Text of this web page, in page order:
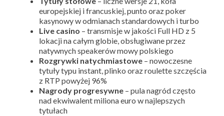
europejskiej i francuskiej, punto oraz poker
kasynowy w odmianach standardowych i turbo
Live casino – transmisje w jakości Full HD z 5
lokacji na całym globie, obsługiwane przez
natywnych speakerów mowy polskiego
Rozgrywki natychmiastowe – nowoczesne
tytuły typu instant, plinko oraz roulette szczęścia
z RTP powyżej 96%
Nagrody progresywne – pula nagród często
nad ekwiwalent miliona euro w najlepszych
tytułach